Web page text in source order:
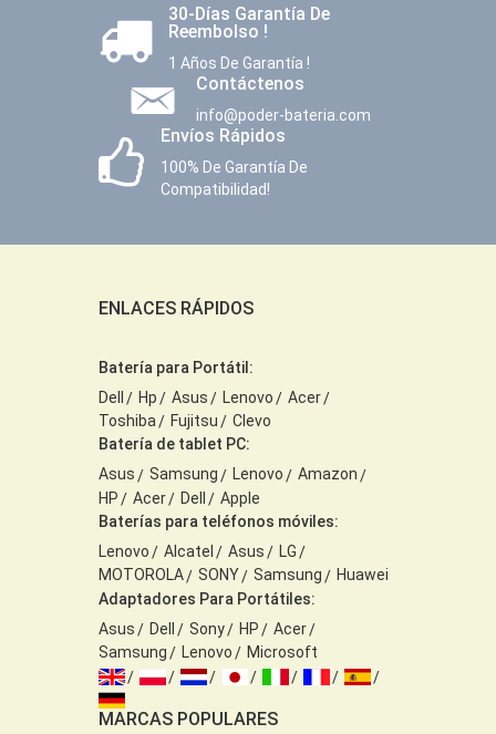
30-Días Garantía De
Reembolso !
1 Años De Garantía !
Contáctenos
info@poder-bateria.com
Envíos Rápidos
100% De Garantía De
Compatibilidad!
ENLACES RÁPIDOS
Batería para Portátil:
Dell
Hp Asus Lenovo
Acer
Toshiba
Fujitsu
Clevo
Batería de tablet PC:
Asus
Samsung Lenovo
Amazon
HP
Acer Dell
Apple
Baterías para teléfonos móviles:
Lenovo
Alcatel Asus
LG
MOTOROLA
SONY Samsung
Huawei
Adaptadores Para Portátiles:
Asus
Dell Sony HP
Acer
Samsung
Lenovo Microsoft
MARCAS POPULARES